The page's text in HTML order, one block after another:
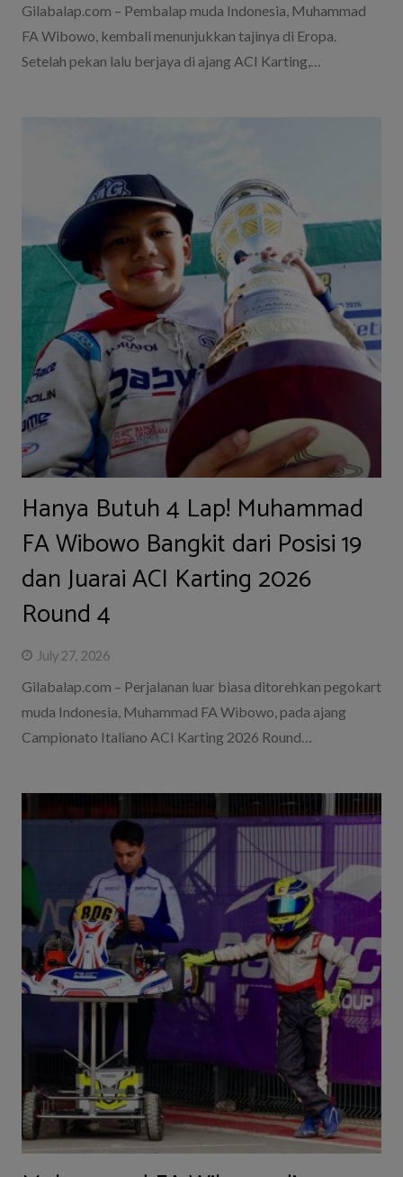
Gilabalap.com – Pembalap muda Indonesia, Muhammad
FA Wibowo, kembali menunjukkan tajinya di Eropa.
Setelah pekan lalu berjaya di ajang ACI Karting,…
Hanya Butuh 4 Lap! Muhammad
FA Wibowo Bangkit dari Posisi 19
dan Juarai ACI Karting 2026
Round 4
July 27, 2026
Gilabalap.com – Perjalanan luar biasa ditorehkan pegokart
muda Indonesia, Muhammad FA Wibowo, pada ajang
Campionato Italiano ACI Karting 2026 Round…